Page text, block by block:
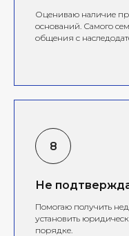
Оцениваю наличие
оснований. Самого
общения с
Не
Помогаю получить
установить
порядке.